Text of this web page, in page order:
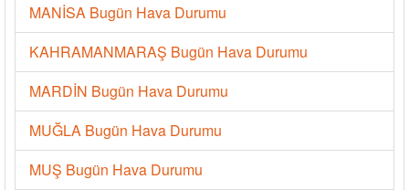
MANİSA Bugün Hava Durumu
KAHRAMANMARAŞ Bugün Hava Durumu
MARDİN Bugün Hava Durumu
MUĞLA Bugün Hava Durumu
MUŞ Bugün Hava Durumu